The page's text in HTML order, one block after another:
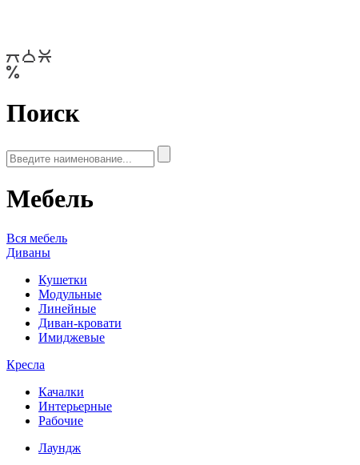
Поиск
Мебель
Вся мебель
Диваны
Кушетки
Модульные
Линейные
Диван-кровати
Имиджевые
Кресла
Качалки
Интерьерные
Рабочие
Лаундж